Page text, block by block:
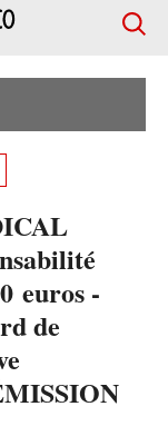
euros -
de